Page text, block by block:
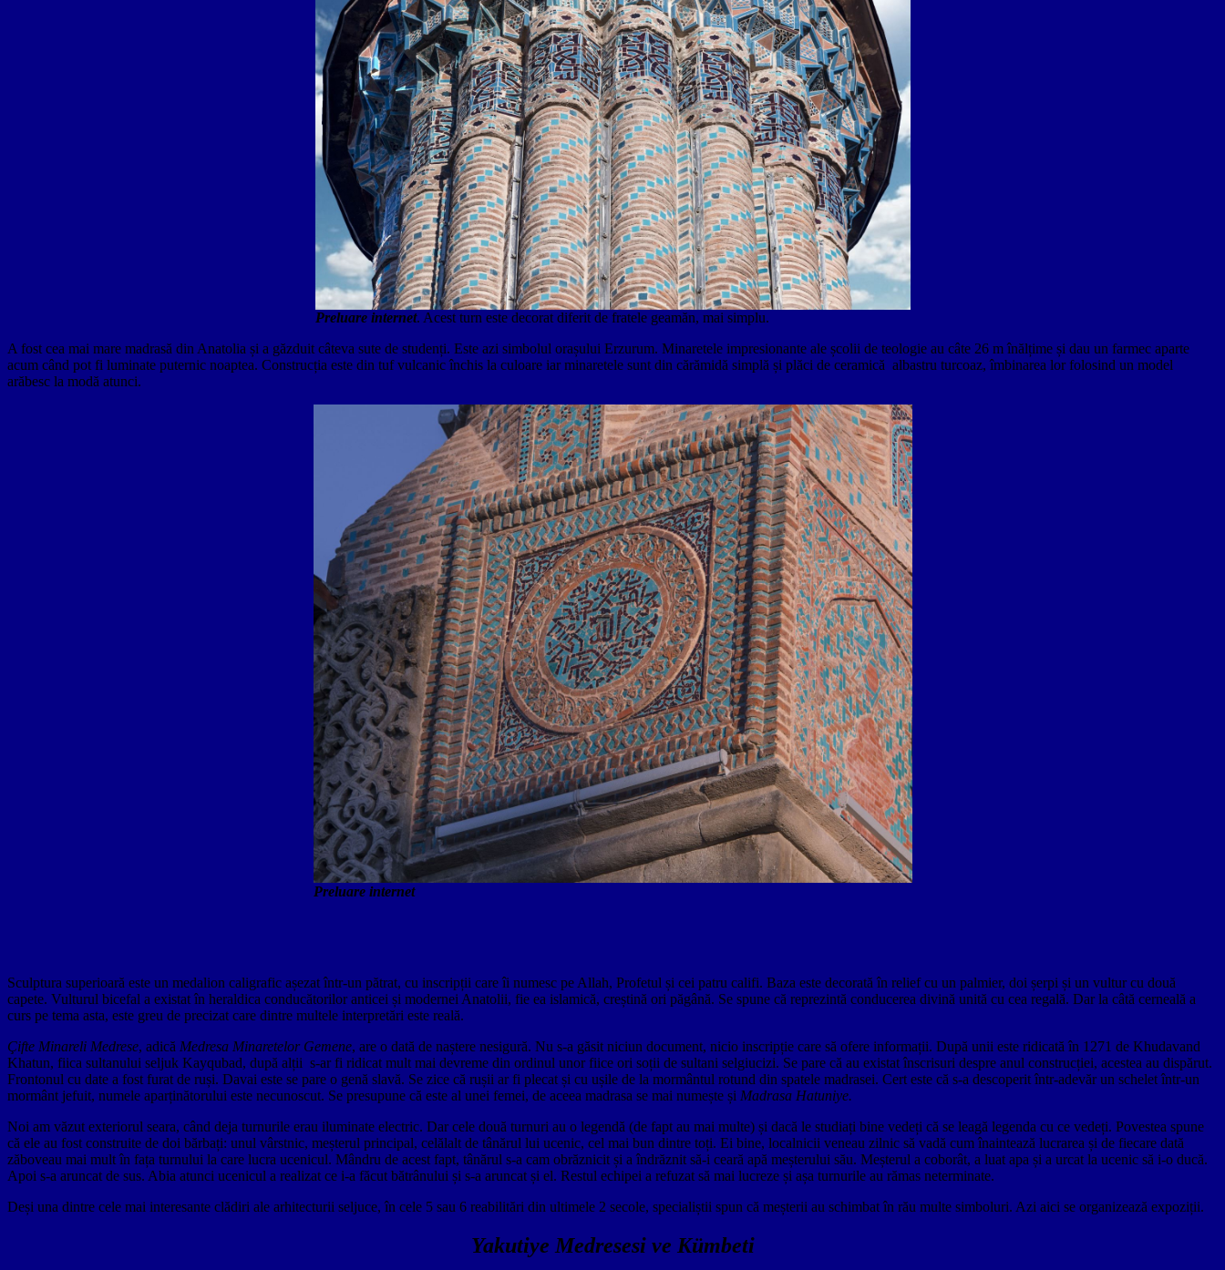
Preluare internet. Acest turn este decorat diferit de fratele geamăn, mai simplu.
A fost cea mai mare madrasă din Anatolia și a găzduit câteva sute de studenți. Este azi simbolul orașului Erzurum. Minaretele impresionante ale școlii de teologie au câte 26 m înălțime și dau un farmec aparte
acum când pot fi luminate puternic noaptea. Construcția este din tuf vulcanic închis la culoare iar minaretele sunt din cărămidă simplă și plăci de ceramică albastru turcoaz, îmbinarea lor folosind un model
arăbesc la modă atunci.
Preluare internet
Sculptura superioară este un medalion caligrafic așezat într-un pătrat, cu inscripții care îi numesc pe Allah, Profetul și cei patru califi. Baza este decorată în relief cu un palmier, doi șerpi și un vultur cu două
capete. Vulturul bicefal a existat în heraldica conducătorilor anticei și modernei Anatolii, fie ea islamică, creștină ori păgână. Se spune că reprezintă conducerea divină unită cu cea regală. Dar la câtă cerneală a
curs pe tema asta, este greu de precizat care dintre multele interpretări este reală.
Çifte Minareli Medrese, adică Medresa Minaretelor Gemene, are o dată de naștere nesigură. Nu s-a găsit niciun document, nicio inscripție care să ofere informații. După unii este ridicată în 1271 de Khudavand
Khatun, fiica sultanului seljuk Kayqubad, după alții s-ar fi ridicat mult mai devreme din ordinul unor fiice ori soții de sultani selgiucizi. Se pare că au existat înscrisuri despre anul construcției, acestea au dispărut.
Frontonul cu date a fost furat de ruși. Davai este se pare o genă slavă. Se zice că rușii ar fi plecat și cu ușile de la mormântul rotund din spatele madrasei. Cert este că s-a descoperit într-adevăr un schelet într-un
mormânt jefuit, numele aparținătorului este necunoscut. Se presupune că este al unei femei, de aceea madrasa se mai numește și Madrasa Hatuniye.
Noi am văzut exteriorul seara, când deja turnurile erau iluminate electric. Dar cele două turnuri au o legendă (de fapt au mai multe) și dacă le studiați bine vedeți că se leagă legenda cu ce vedeți. Povestea spune
că ele au fost construite de doi bărbați: unul vârstnic, meșterul principal, celălalt de tânărul lui ucenic, cel mai bun dintre toți. Ei bine, localnicii veneau zilnic să vadă cum înaintează lucrarea și de fiecare dată
zăboveau mai mult în fața turnului la care lucra ucenicul. Mândru de acest fapt, tânărul s-a cam obrăznicit și a îndrăznit să-i ceară apă meșterului său. Meșterul a coborât, a luat apa și a urcat la ucenic să i-o ducă.
Apoi s-a aruncat de sus. Abia atunci ucenicul a realizat ce i-a făcut bătrânului și s-a aruncat și el. Restul echipei a refuzat să mai lucreze și așa turnurile au rămas neterminate.
Deși una dintre cele mai interesante clădiri ale arhitecturii seljuce, în cele 5 sau 6 reabilitări din ultimele 2 secole, specialiștii spun că meșterii au schimbat în rău multe simboluri. Azi aici se organizează expoziții.
Yakutiye Medresesi ve Kümbeti